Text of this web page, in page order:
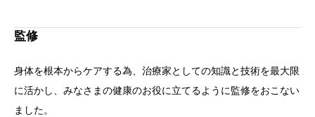
監修
身体を根本からケアする為、治療家としての知識と技術を最大限
に活かし、みなさまの健康のお役に立てるように監修をおこない
ました。